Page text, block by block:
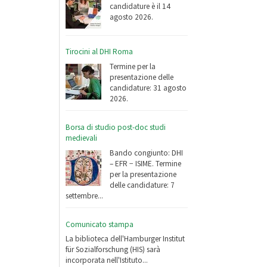
candidature è il 14
agosto 2026.
Tirocini al DHI Roma
Termine per la
presentazione delle
candidature: 31 agosto
2026.
Borsa di studio post-doc studi
medievali
Bando congiunto: DHI
– EFR − ISIME. Termine
per la presentazione
delle candidature: 7
settembre...
Comunicato stampa
La biblioteca dell'Hamburger Institut
für Sozialforschung (HIS) sarà
incorporata nell'Istituto...